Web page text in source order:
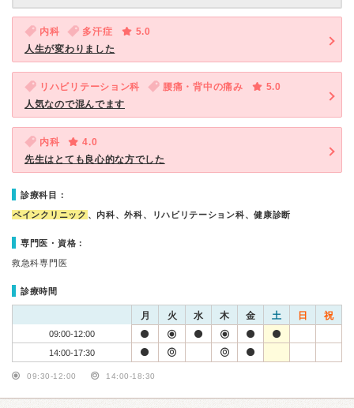
内科 多汗症
5.0
人生が変わりました
リハビリテーション科 腰痛・背中の痛み
5.0
人気なので混んでます
内科
4.0
先生はとても良心的な方でした
診療科目：
ペインクリニック 、内科、外科、リハビリテーション科、健康診断
専門医・資格：
救急科専門医
診療時間
月 火 水 木 金 土 日 祝
09:00-12:00
14:00-17:30
09:30-12:00 14:00-18:30